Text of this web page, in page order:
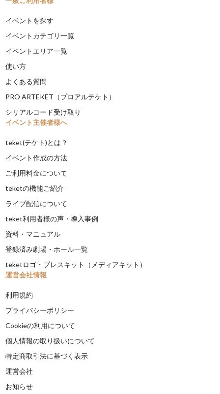
イベントを探す
イベントカテゴリ一覧
イベントエリア一覧
使い方
よくある質問
PRO ARTEKET（プロアルテケト）
シリアルコード受け取り
イベント主催者様へ
teket(テケト)とは？
イベント作成の方法
ご利用料金について
teketの機能ご紹介
ライブ配信について
teket利用者様の声・導入事例
資料・マニュアル
登録済み劇場・ホール一覧
teketロゴ・プレスキット（メディアキット）
運営会社情報
利用規約
プライバシーポリシー
Cookieの利用について
個人情報の取り扱いについて
特定商取引法に基づく表示
運営会社
お知らせ